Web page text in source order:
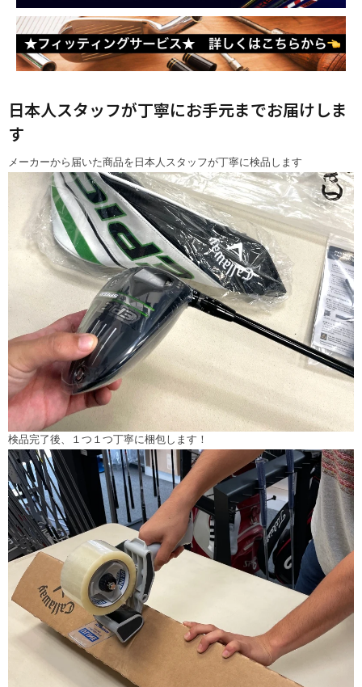
日本人スタッフが丁寧にお手元までお届けしま
す
メーカーから届いた商品を日本人スタッフが丁寧に検品します
検品完了後、１つ１つ丁寧に梱包します！